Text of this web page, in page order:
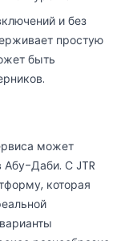
и без
простую
быть
может
Абу-Даби. С JTR
которая